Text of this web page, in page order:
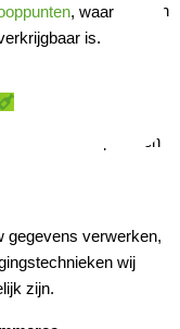
, waar
is.
derden kunnen worden
wij uw gegevens
beschermen en
u aan ons
u contact opnemen
gegevens verwerken,
wij
zijn.